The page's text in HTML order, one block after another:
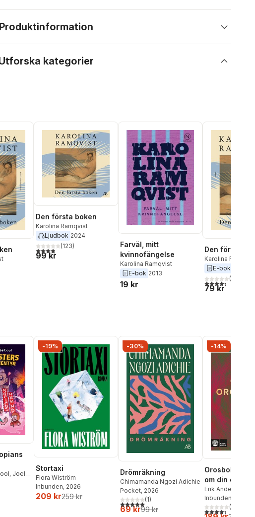
Produktinformation
kategorier
Totalt antal röster:
Den första boken
Karolina Ramqvist
Ljudbok 2024
3,9utav 5 stjärnor. Totalt antal röster:
(123)
99 kr
Farväl, mitt
kvinnofängelse
Karolina Ramqvist
E-bok 2013
19 kr
Den första
Karolina
E-bok
4,3utav 5(
79 kr
, Joel
-19%
Stortaxi
Flora Wiström
Inbunden, 2026
209 kr259 kr
-30%
Drömräkning
Chimamanda Ngozi Adichie
Pocket, 2026
5,0utav 5 stjärnor. Totalt antal röster:
(1)
69 kr99 kr
-14%
Orosboken :
om din oro i
Erik Andersson
Wahlund
Inbunden
4,3utav 5(